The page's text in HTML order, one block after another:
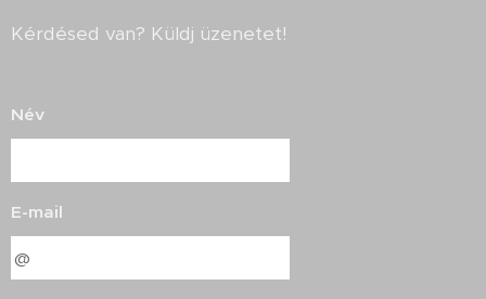
Kérdésed van? Küldj üzenetet!
Név
E-mail